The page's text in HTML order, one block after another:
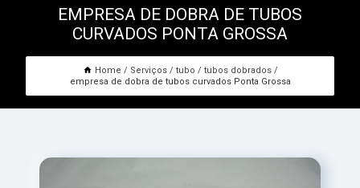
EMPRESA DE DOBRA DE TUBOS
CURVADOS PONTA GROSSA
Home Serviços tubo
tubos dobrados
empresa de dobra de tubos curvados Ponta Grossa